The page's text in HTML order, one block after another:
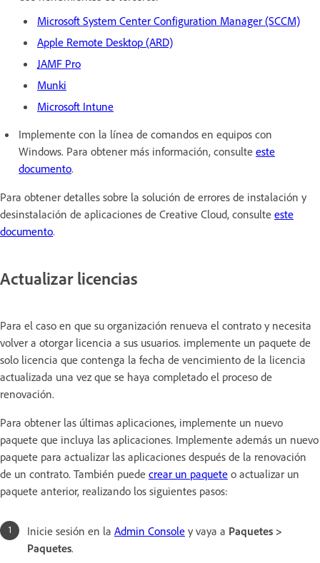
Microsoft System Center Configuration Manager (SCCM)
Apple Remote Desktop (ARD)
JAMF Pro
Munki
Microsoft Intune
Implemente con la línea de comandos en equipos con
Windows. Para obtener más información, consulte este
documento.
Para obtener detalles sobre la solución de errores de instalación y
desinstalación de aplicaciones de Creative Cloud, consulte este
documento.
Actualizar licencias
Para el caso en que su organización renueva el contrato y necesita
volver a otorgar licencia a sus usuarios. implemente un paquete de
solo licencia que contenga la fecha de vencimiento de la licencia
actualizada una vez que se haya completado el proceso de
renovación.
Para obtener las últimas aplicaciones, implemente un nuevo
paquete que incluya las aplicaciones. Implemente además un nuevo
paquete para actualizar las aplicaciones después de la renovación
de un contrato. También puede crear un paquete o actualizar un
paquete anterior, realizando los siguientes pasos:
Inicie sesión en la Admin Console y vaya a Paquetes >
Paquetes.